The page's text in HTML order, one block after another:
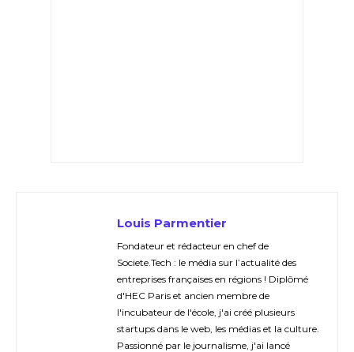
Louis Parmentier
Fondateur et rédacteur en chef de
Societe.Tech : le média sur l’actualité des
entreprises françaises en régions ! Diplômé
d'HEC Paris et ancien membre de
l'incubateur de l'école, j'ai créé plusieurs
startups dans le web, les médias et la culture.
Passionné par le journalisme, j'ai lancé